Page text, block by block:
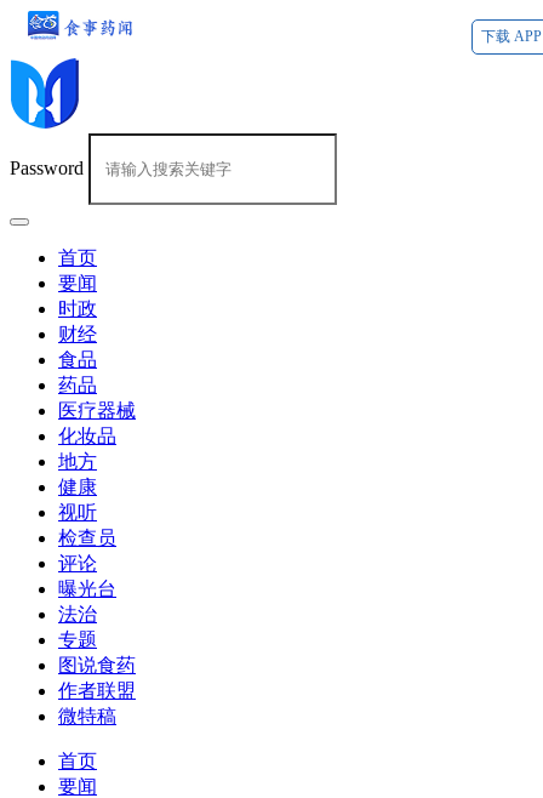
下载 APP
Password
首页
要闻
时政
财经
食品
药品
医疗器械
化妆品
地方
健康
视听
检查员
评论
曝光台
法治
专题
图说食药
作者联盟
微特稿
首页
要闻